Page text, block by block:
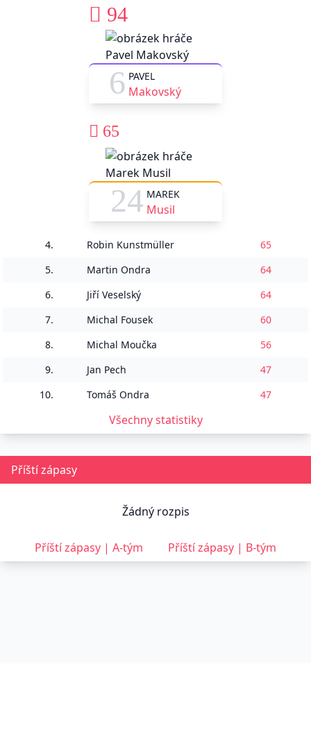
94
6 PAVEL
Makovský
65
24 MAREK
Musil
4. Robin Kunstmüller
65
5.
Martin Ondra
64
6.
Jiří Veselský
64
7.
Michal Fousek
60
8.
Michal Moučka
56
9.
Jan Pech
47
10.
Tomáš Ondra 47
Všechny statistiky
Příští zápasy
Žádný rozpis
Příští zápasy | A-tým Příští zápasy | B-tým